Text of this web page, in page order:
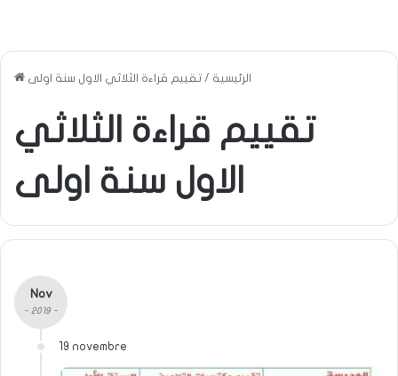
الرئيسية / تقييم قراءة الثلاثي الاول سنة اولى
تقييم قراءة الثلاثي
الاول سنة اولى
Nov
- 2019 -
19 novembre